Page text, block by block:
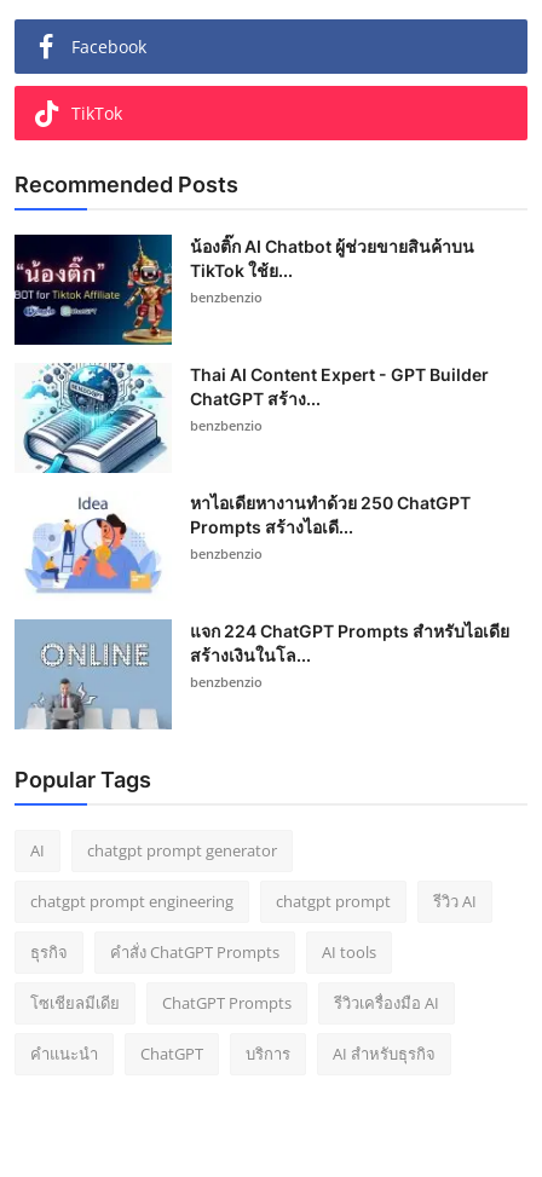
Facebook
TikTok
Recommended Posts
น้องติ๊ก AI Chatbot ผู้ช่วยขายสินค้าบน
TikTok ใช้ย...
benzbenzio
Thai AI Content Expert - GPT Builder
ChatGPT สร้าง...
benzbenzio
หาไอเดียหางานทำด้วย 250 ChatGPT
Prompts สร้างไอเดี...
benzbenzio
แจก 224 ChatGPT Prompts สำหรับไอเดีย
สร้างเงินในโล...
benzbenzio
Popular Tags
AI chatgpt prompt generator
chatgpt prompt engineering chatgpt prompt รีวิว AI
ธุรกิจ คำสั่ง ChatGPT Prompts AI tools
โซเชียลมีเดีย ChatGPT Prompts รีวิวเครื่องมือ AI
คำแนะนำ ChatGPT บริการ AI สำหรับธุรกิจ